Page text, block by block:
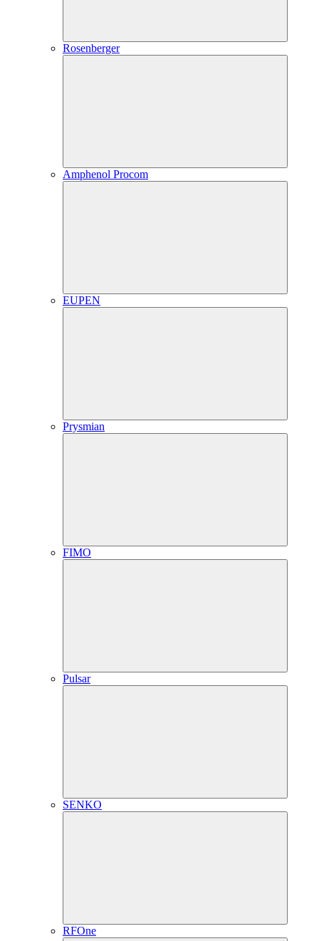
Rosenberger
Amphenol Procom
EUPEN
Prysmian
FIMO
Pulsar
SENKO
RFOne